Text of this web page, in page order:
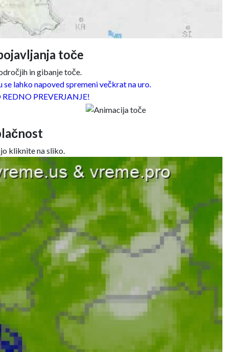
toče
in gibanje toče.
lahko napoved spremeni večkrat na uro.
PREVERJANJE!
kliknite na sliko.